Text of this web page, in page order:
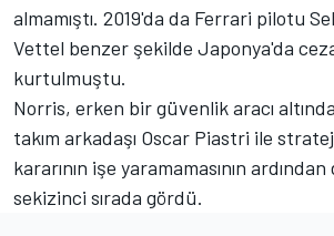
almamıştı. 2019'da da Ferrari pilotu
Vettel benzer şekilde Japonya'da
kurtulmuştu.
Norris, erken bir güvenlik aracı
takım arkadaşı Oscar Piastri ile
kararının işe yaramamasının ardından
sekizinci sırada gördü.